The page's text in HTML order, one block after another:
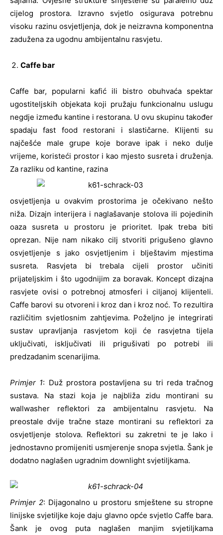
cijelog prostora. Izravno svjetlo osigurava potrebnu
visoku razinu osvjetljenja, dok je neizravna komponentna
zadužena za ugodnu ambijentalnu rasvjetu.
Caffe bar
Caffe bar, popularni kafić ili bistro obuhvaća spektar
ugostiteljskih objekata koji pružaju funkcionalnu uslugu
negdje između kantine i restorana. U ovu skupinu također
spadaju fast food restorani i slastičarne. Klijenti su
najčešće male grupe koje borave ipak i neko dulje
vrijeme, koristeći prostor i kao mjesto susreta i druženja.
Za razliku od kantine, razina
osvjetljenja u ovakvim prostorima je očekivano nešto
niža. Dizajn interijera i naglašavanje stolova ili pojedinih
oaza susreta u prostoru je prioritet. Ipak treba biti
oprezan. Nije nam nikako cilj stvoriti prigušeno glavno
osvjetljenje s jako osvjetljenim i blještavim mjestima
susreta. Rasvjeta bi trebala cijeli prostor učiniti
prijateljskim i što ugodnijim za boravak. Koncept dizajna
rasvjete ovisi o potrebnoj atmosferi i ciljanoj klijenteli.
Caffe barovi su otvoreni i kroz dan i kroz noć. To rezultira
različitim svjetlosnim zahtjevima. Poželjno je integrirati
sustav upravljanja rasvjetom koji će rasvjetna tijela
uključivati, isključivati ili prigušivati po potrebi ili
predzadanim scenarijima.
Primjer 1: Duž prostora postavljena su tri reda tračnog
sustava. Na stazi koja je najbliža zidu montirani su
wallwasher reflektori za ambijentalnu rasvjetu. Na
preostale dvije tračne staze montirani su reflektori za
osvjetljenje stolova. Reflektori su zakretni te je lako i
jednostavno promijeniti usmjerenje snopa svjetla. Šank je
dodatno naglašen ugradnim downlight svjetiljkama.
Primjer 2: Dijagonalno u prostoru smještene su stropne
linijske svjetiljke koje daju glavno opće svjetlo Caffe bara.
Šank je ovog puta naglašen manjim svjetiljkama